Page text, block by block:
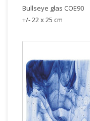
Bullseye glas COE90
+/- 22 x 25 cm